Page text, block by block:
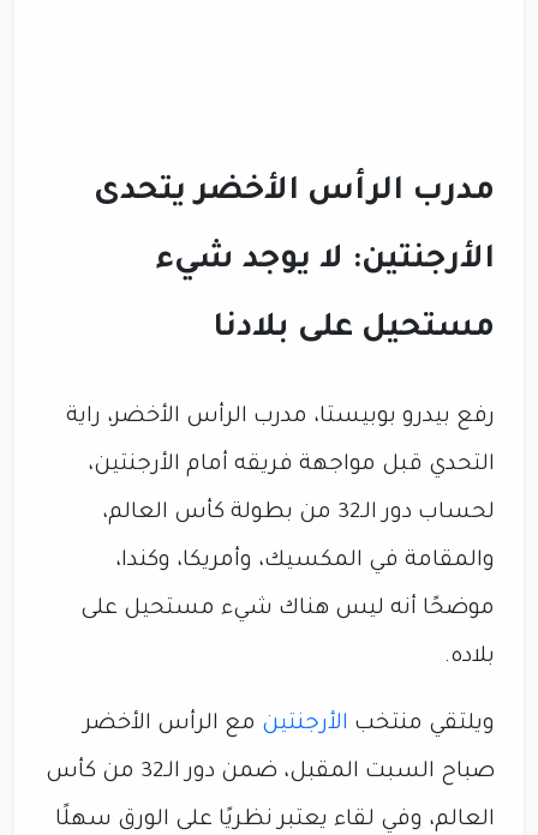
مدرب الرأس الأخضر يتحدى
الأرجنتين: لا يوجد شيء
مستحيل على بلادنا
رفع بيدرو بوبيستا، مدرب الرأس الأخضر، راية
التحدي قبل مواجهة فريقه أمام الأرجنتين،
لحساب دور الـ32 من بطولة كأس العالم،
والمقامة في المكسيك، وأمريكا، وكندا،
موضحًا أنه ليس هناك شيء مستحيل على
بلاده.
ويلتقي منتخب الأرجنتين مع الرأس الأخضر
صباح السبت المقبل، ضمن دور الـ32 من كأس
العالم، وفي لقاء يعتبر نظريًا على الورق سهلًا